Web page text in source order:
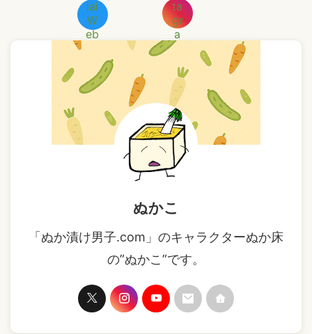
ぬかこ
「ぬか漬け男子.com」のキャラクターぬか床
の”ぬかこ”です。